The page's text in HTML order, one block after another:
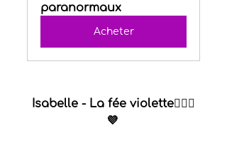
paranormaux
Acheter
Isabelle - La fée violette🧚🏻‍♀️
💜